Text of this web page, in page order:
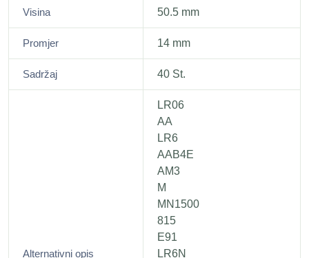
Visina 50.5 mm
Promjer 14 mm
Sadržaj 40 St.
Alternativni opis
LR06
AA
LR6
AAB4E
AM3
M
MN1500
815
E91
LR6N